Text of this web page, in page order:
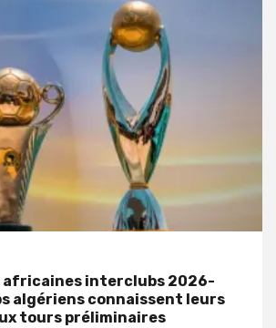
africaines interclubs 2026-
algériens connaissent leurs
tours préliminaires